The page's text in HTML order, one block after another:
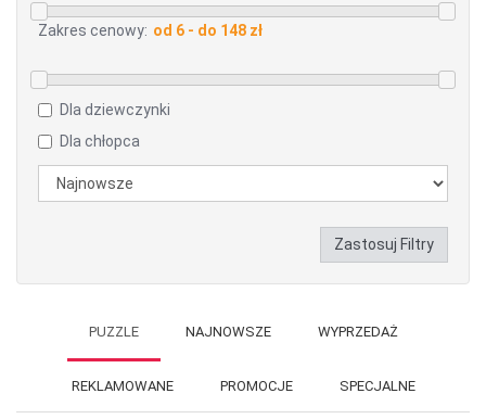
Zakres cenowy:
Dla dziewczynki
Dla chłopca
Zastosuj Filtry
PUZZLE NAJNOWSZE WYPRZEDAŻ
REKLAMOWANE PROMOCJE SPECJALNE